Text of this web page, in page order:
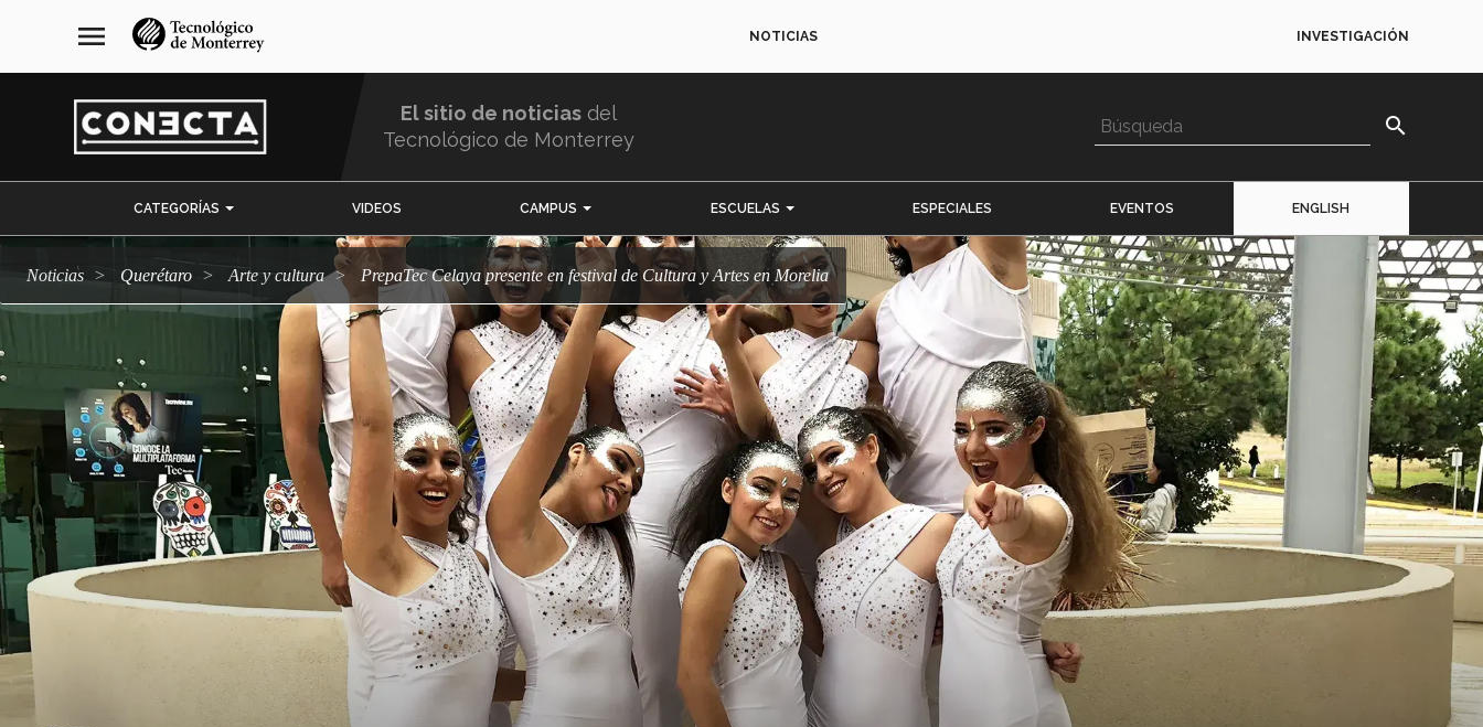
navegación
principal
menu NOTICIAS INVESTIGACIÓN
El sitio de noticias del
Tecnológico de Monterrey
search
CATEGORÍAS VIDEOS CAMPUS ESCUELAS ESPECIALES EVENTOS ENGLISH
Noticias Querétaro arte y cultura PrepaTec Celaya presente en festival de Cultura y Artes en Morelia